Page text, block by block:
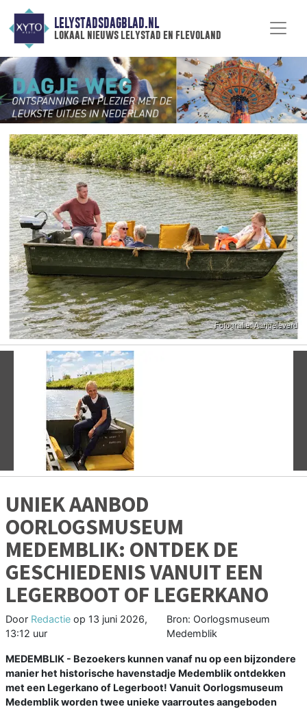
LELYSTADSDAGBLAD.NL
lokaal nieuws lelystad en flevoland
UNIEK AANBOD
OORLOGSMUSEUM
MEDEMBLIK: ONTDEK DE
GESCHIEDENIS VANUIT EEN
LEGERBOOT OF LEGERKANO
Door Redactie op 13 juni 2026,
13:12 uur
Bron: Oorlogsmuseum
Medemblik
MEDEMBLIK - Bezoekers kunnen vanaf nu op een bijzondere
manier het historische havenstadje Medemblik ontdekken
met een Legerkano of Legerboot! Vanuit Oorlogsmuseum
Medemblik worden twee unieke vaarroutes aangeboden